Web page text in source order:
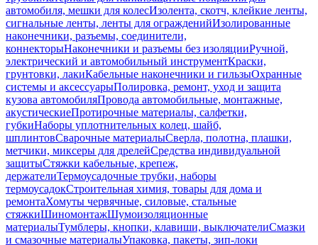
автомобиля, мешки для колесИзолента, скотч, клейкие ленты,
сигнальные ленты, ленты для огражденийИзолированные
наконечники, разъемы, соединители,
коннекторыНаконечники и разъемы без изоляцииРучной,
электрический и автомобильный инструментКраски,
грунтовки, лакиКабельные наконечники и гильзыОхранные
системы и аксессуарыПолировка, ремонт, уход и защита
кузова автомобиляПровода автомобильные, монтажные,
акустическиеПротирочные материалы, салфетки,
губкиНаборы уплотнительных колец, шайб,
шплинтовСварочные материалыСверла, полотна, плашки,
метчики, миксеры для дрелейСредства индивидуальной
защитыСтяжки кабельные, крепеж,
держателиТермоусадочные трубки, наборы
термоусадокСтроительная химия, товары для дома и
ремонтаХомуты червячные, силовые, стальные
стяжкиШиномонтажШумоизоляционные
материалыТумблеры, кнопки, клавиши, выключателиСмазки
и смазочные материалыУпаковка, пакеты, зип-локи